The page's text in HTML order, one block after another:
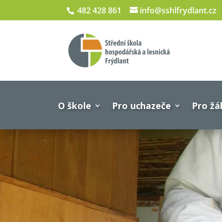
482 428 861 info@sshlfrydlant.cz
O škole Pro uchazeče Pro